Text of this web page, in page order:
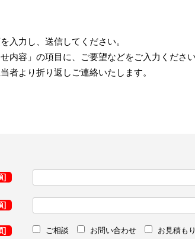
入力し、送信してください。
内容」の項目に、ご要望などをご入力ください
者より折り返しご連絡いたします。
]
]
] ご相談 お問い合わせ お見積も